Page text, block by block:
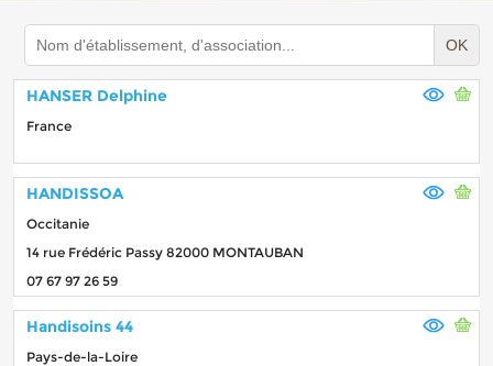
OK
HANSER Delphine
France
HANDISSOA
Occitanie
14 rue Frédéric Passy 82000 MONTAUBAN
07 67 97 26 59
Handisoins 44
Pays-de-la-Loire